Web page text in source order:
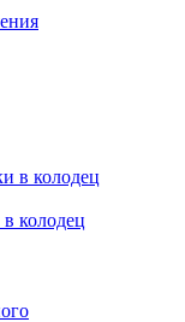
в колодец
колодец